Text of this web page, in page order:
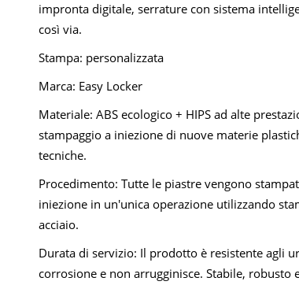
impronta digitale, serrature con sistema
così via.
Stampa: personalizzata
Marca: Easy Locker
Materiale: ABS ecologico + HIPS ad alte
stampaggio a iniezione di nuove materie
tecniche.
Procedimento: Tutte le piastre vengono
iniezione in un'unica operazione utilizzando
acciaio.
Durata di servizio: Il prodotto è resistente agli
corrosione e non arrugginisce. Stabile, robusto